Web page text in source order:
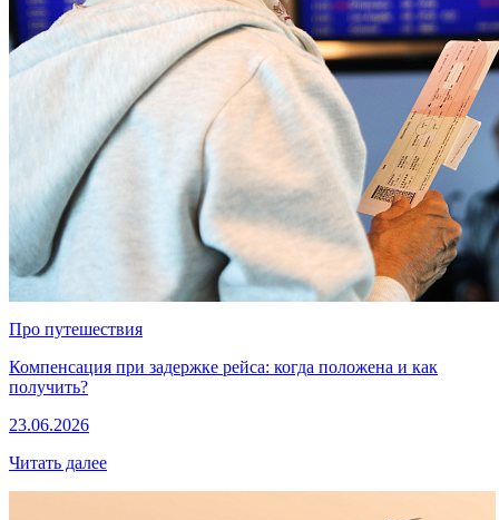
Про путешествия
Компенсация при задержке рейса: когда положена и как
получить?
23.06.2026
Читать далее